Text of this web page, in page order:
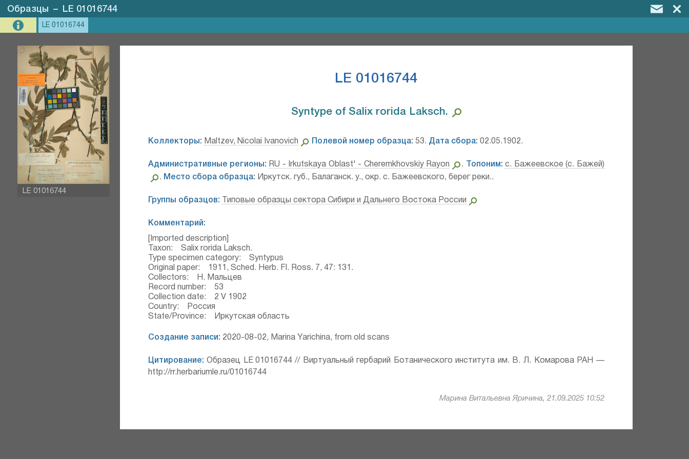
Образцы – LE 01016744
LE 01016744
LE 01016744
LE 01016744
Syntype of Salix rorida Laksch.⁣
Коллекторы: Maltzev, Nicolai Ivanovich Полевой номер образца: 53. Дата сбора: 02.05.1902.
Административные регионы: RU - Irkutskaya Oblast' - Cheremkhovskiy Rayon . Топоним: с. Бажеевское (с. Бажей)
. Место сбора образца: Иркутск. губ., Балаганск. у., окр. с. Бажеевского, берег реки..
Группы образцов: Типовые образцы сектора Сибири и Дальнего Востока России
Комментарий:
[Imported description]
Taxon: Salix rorida Laksch.
Type specimen category: Syntypus
Original paper: 1911, Sched. Herb. Fl. Ross. 7, 47: 131.
Collectors: Н. Мальцев
Record number: 53
Collection date: 2 V 1902
Country: Россия
State/Province: Иркутская область
Создание записи: 2020-08-02, Marina Yarichina, from old scans
Цитирование: Образец LE 01016744 // Виртуальный гербарий Ботанического института им. В. Л. Комарова РАН —
http://rr.herbariumle.ru/01016744
Марина Витальевна Яричина, 21.09.2025 10:52